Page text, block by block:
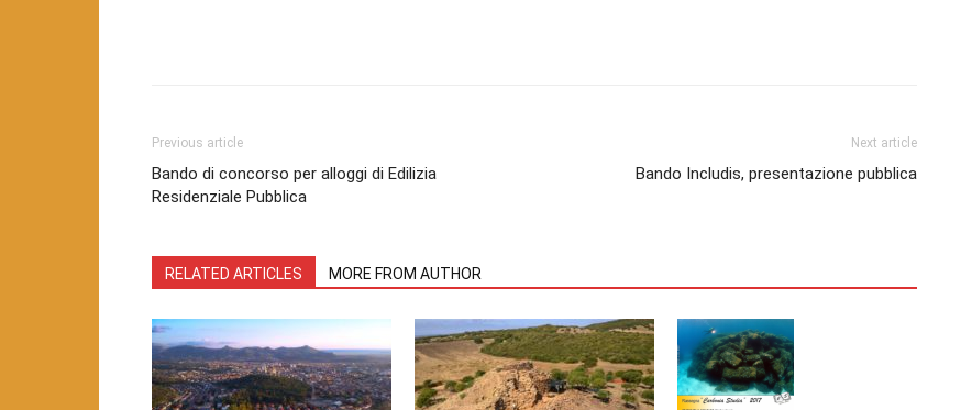
Previous article
Bando di concorso per alloggi di Edilizia
Residenziale Pubblica
Next article
Bando Includis, presentazione pubblica
RELATED ARTICLES MORE FROM AUTHOR